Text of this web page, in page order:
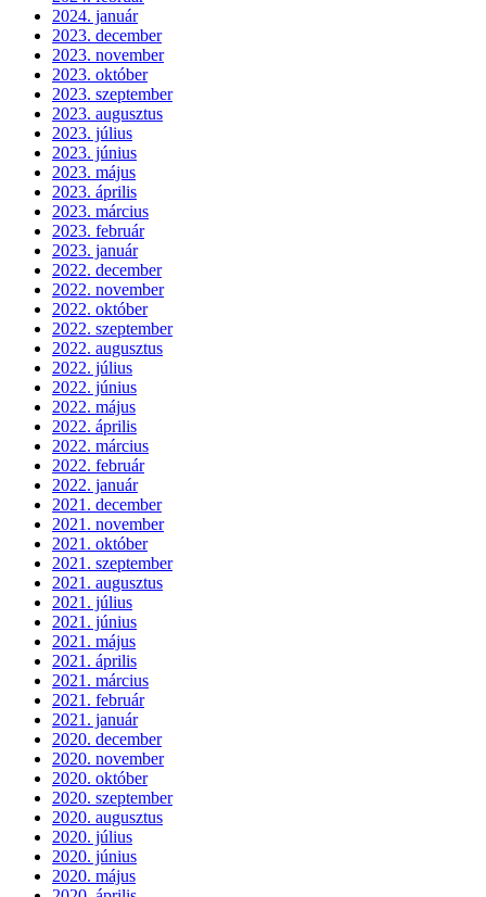
2024. január
2023. december
2023. november
2023. október
2023. szeptember
2023. augusztus
2023. július
2023. június
2023. május
2023. április
2023. március
2023. február
2023. január
2022. december
2022. november
2022. október
2022. szeptember
2022. augusztus
2022. július
2022. június
2022. május
2022. április
2022. március
2022. február
2022. január
2021. december
2021. november
2021. október
2021. szeptember
2021. augusztus
2021. július
2021. június
2021. május
2021. április
2021. március
2021. február
2021. január
2020. december
2020. november
2020. október
2020. szeptember
2020. augusztus
2020. július
2020. június
2020. május